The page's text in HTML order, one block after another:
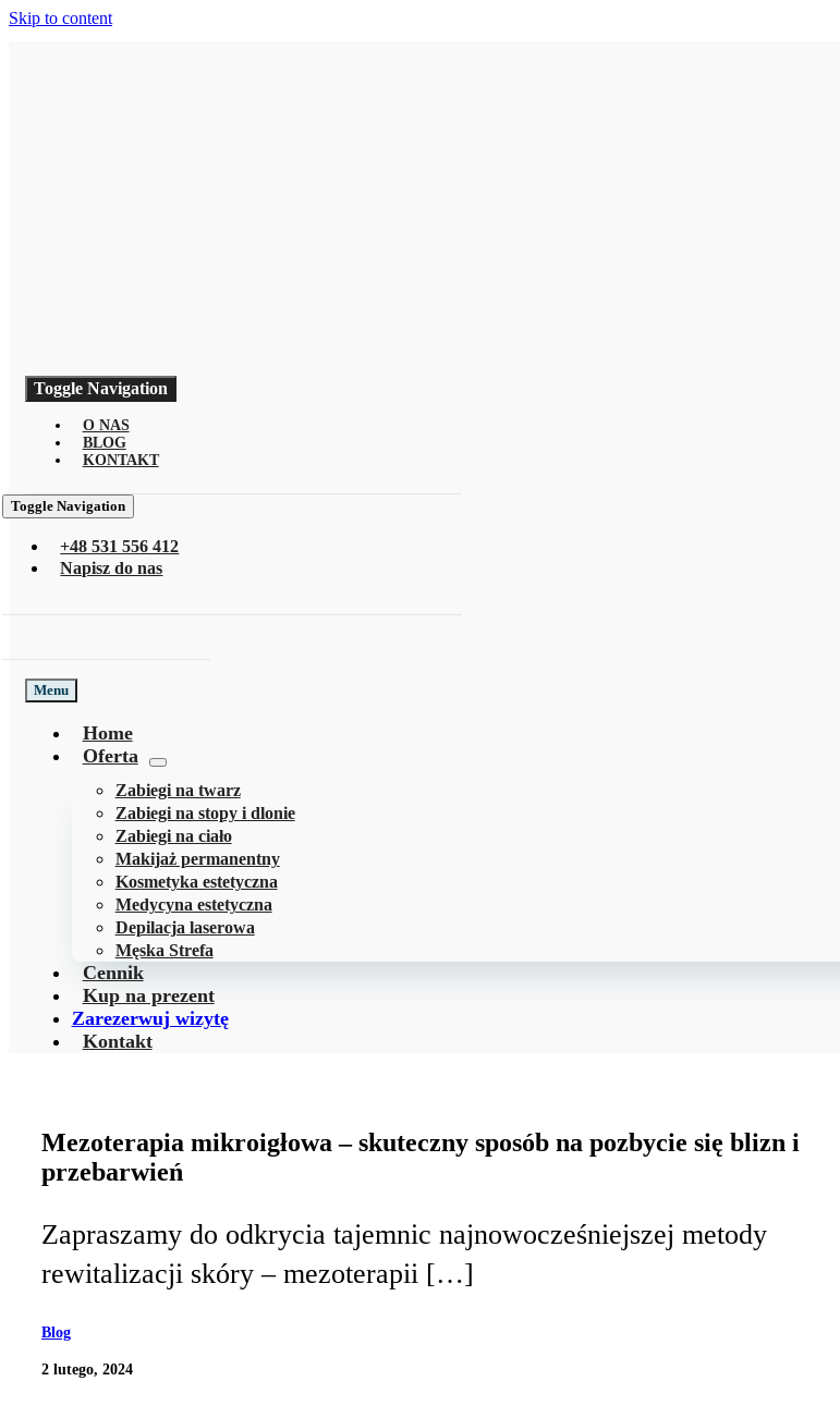
Skip to content
Toggle Navigation
O NAS
BLOG
KONTAKT
Toggle Navigation
+48 531 556 412
Napisz do nas
Menu
Home
Oferta
Zabiegi na twarz
Zabiegi na stopy i dlonie
Zabiegi na ciało
Makijaż permanentny
Kosmetyka estetyczna
Medycyna estetyczna
Depilacja laserowa
Męska Strefa
Cennik
Kup na prezent
Zarezerwuj wizytę
Kontakt
Mezoterapia mikroigłowa – skuteczny sposób na pozbycie się blizn i
przebarwień
Zapraszamy do odkrycia tajemnic najnowocześniejszej metody
rewitalizacji skóry – mezoterapii […]
Blog
2 lutego, 2024